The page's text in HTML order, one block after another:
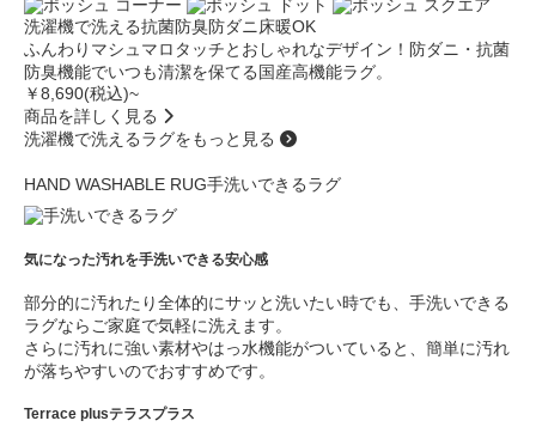
洗濯機で洗える抗菌防臭防ダニ 床暖OK
ふんわりマシュマロタッチとおしゃれなデザイン！防ダニ・抗菌
防臭機能でいつも清潔を保てる国産高機能ラグ。
￥8,690(税込)~
商品を詳しく見る
洗濯機で洗えるラグをもっと見る
HAND WASHABLE RUG手洗いできるラグ
気になった汚れを手洗いできる安心感
部分的に汚れたり全体的にサッと洗いたい時でも、手洗いできる
ラグならご家庭で気軽に洗えます。
さらに汚れに強い素材やはっ水機能がついていると、簡単に汚れ
が落ちやすいのでおすすめです。
Terrace plusテラスプラス